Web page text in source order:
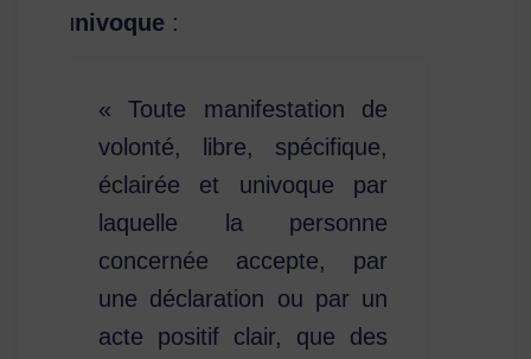
univoque :
« Toute manifestation de
volonté, libre, spécifique,
éclairée et univoque par
laquelle la personne
concernée accepte, par
une déclaration ou par un
acte positif clair, que des